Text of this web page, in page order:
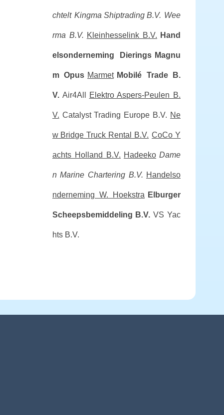
chtelt Kingma Shiptrading B.V. Wee
rma B.V. Kleinhesselink B.V. Hand
elsonderneming Dierings Magnu
m Opus Marmet Mobilé Trade B.
V. Air4All Elektro Aspers-Peulen B.
V. Catalyst Trading Europe B.V. Ne
w Bridge Truck Rental B.V. CoCo Y
achts Holland B.V. Hadeeko Dame
n Marine Chartering B.V. Handelso
nderneming W. Hoekstra Elburger
Scheepsbemiddeling B.V. VS Yac
hts B.V.